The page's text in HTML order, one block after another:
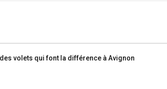
volets qui font la différence à Avignon